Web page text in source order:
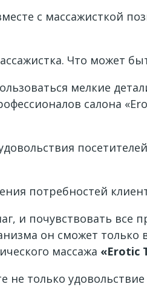
с массажисткой
Что может
мелкие
салона
потребностей
и почувствовать все
он сможет
массажа «Erotic
не только